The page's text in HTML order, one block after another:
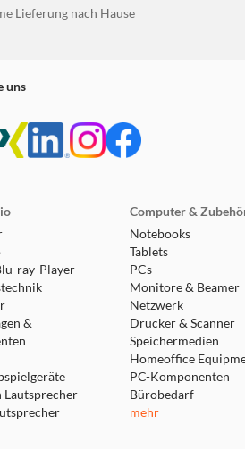
Lieferung nach Hause
uns
ray-Player
&
Lautsprecher
Computer &
Notebooks
Tablets
PCs
Monitore & Beamer
Netzwerk
Drucker & Scanner
Speichermedien
Homeoffice
PC-Komponenten
Bürobedarf
mehr